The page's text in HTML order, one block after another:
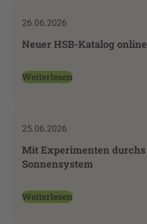
26.06.2026
Neuer HSB-Katalog online
Weiterlesen
25.06.2026
Mit Experimenten durchs
Sonnensystem
Weiterlesen